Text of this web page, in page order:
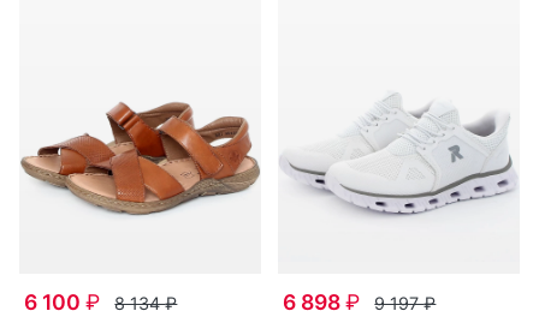
6 100₽ 8 134₽ 6 898₽ 9 197₽